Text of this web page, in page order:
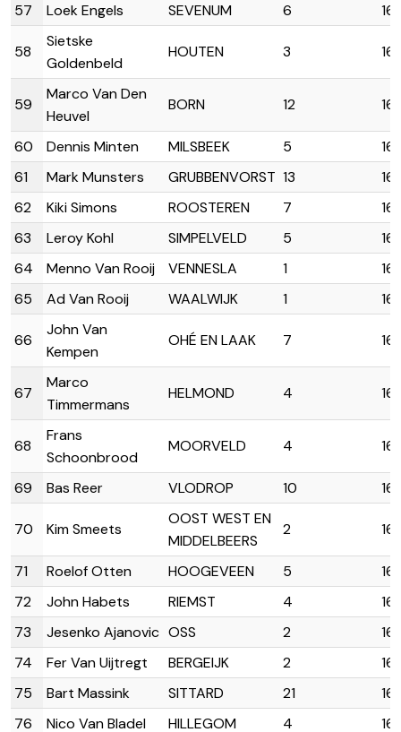
57 Loek Engels SEVENUM 6
58
Sietske
Goldenbeld
HOUTEN 3
59
Marco Van Den
Heuvel
BORN 12
60 Dennis Minten MILSBEEK 5
61
Mark Munsters GRUBBENVORST 13
62
Kiki Simons ROOSTEREN 7
63
Leroy Kohl SIMPELVELD 5
64
Menno Van Rooij VENNESLA 1
65
Ad Van Rooij WAALWIJK 1
66
John Van
Kempen
OHÉ EN LAAK 7
67
Marco
Timmermans
HELMOND 4
68
Frans
Schoonbrood
MOORVELD 4
69 Bas Reer VLODROP 10
70 Kim Smeets
OOST WEST EN
MIDDELBEERS
2
71 Roelof Otten HOOGEVEEN 5
72
John Habets RIEMST 4
73
Jesenko Ajanovic OSS 2
74
Fer Van Uijtregt BERGEIJK 2
75
Bart Massink SITTARD 21
76
Nico Van Bladel HILLEGOM 4